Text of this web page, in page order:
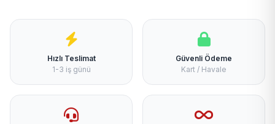
Hızlı Teslimat
1-3 iş günü
Güvenli Ödeme
Kart / Havale